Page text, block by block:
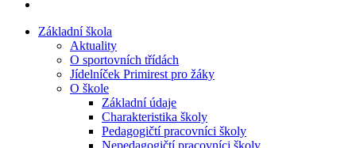
Základní škola
Aktuality
O sportovních třídách
Jídelníček Primirest pro žáky
O škole
Základní údaje
Charakteristika školy
Pedagogičtí pracovníci školy
Nepedagogičtí pracovníci školy